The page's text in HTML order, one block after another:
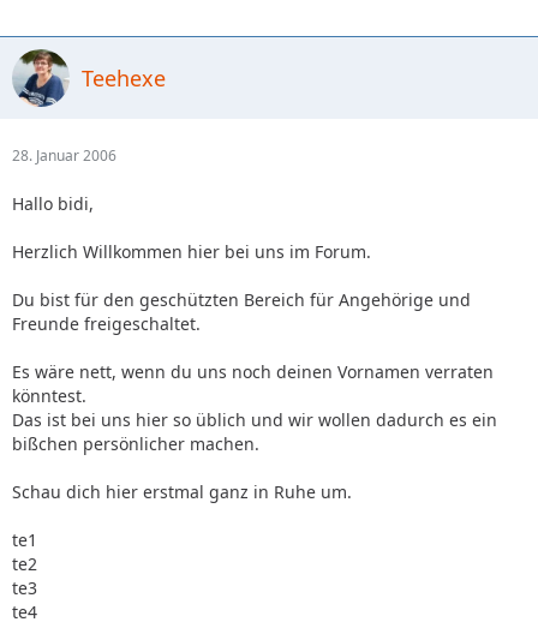
Teehexe
28. Januar 2006
Hallo bidi,
Herzlich Willkommen hier bei uns im Forum.
Du bist für den geschützten Bereich für Angehörige und
Freunde freigeschaltet.
Es wäre nett, wenn du uns noch deinen Vornamen verraten
könntest.
Das ist bei uns hier so üblich und wir wollen dadurch es ein
bißchen persönlicher machen.
Schau dich hier erstmal ganz in Ruhe um.
te1
te2
te3
te4